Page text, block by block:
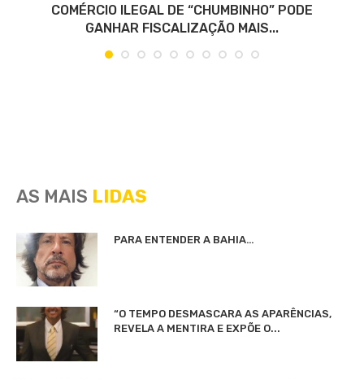
COMÉRCIO ILEGAL DE “CHUMBINHO” PODE
GANHAR FISCALIZAÇÃO MAIS...
AS MAIS LIDAS
PARA ENTENDER A BAHIA…
“O TEMPO DESMASCARA AS APARÊNCIAS,
REVELA A MENTIRA E EXPÕE O...